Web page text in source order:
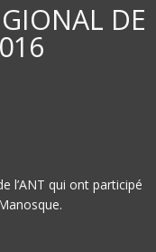
DE
l’ANT qui ont participé